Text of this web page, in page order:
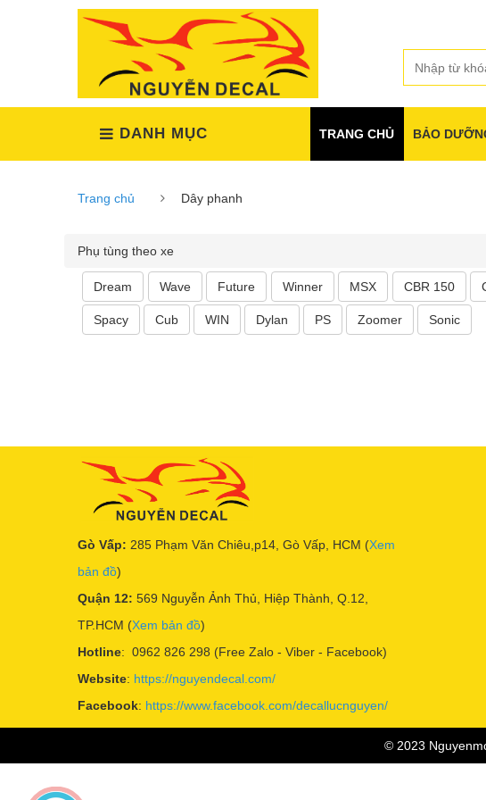
DANH MỤC TRANG CHỦ BẢO
Trang chủ Dây phanh
Phụ tùng theo xe
Dream Wave Future Winner MSX CBR 150
Spacy Cub WIN Dylan PS Zoomer Sonic
Gò Vấp: 285 Phạm Văn Chiêu,p14, Gò Vấp, HCM (Xem
bản đồ)
Quận 12: 569 Nguyễn Ảnh Thủ, Hiệp Thành, Q.12,
TP.HCM (Xem bản đồ)
Hotline: 0962 826 298 (Free Zalo - Viber - Facebook)
Website: https://nguyendecal.com/
Facebook: https://www.facebook.com/decallucnguyen/
© 2023